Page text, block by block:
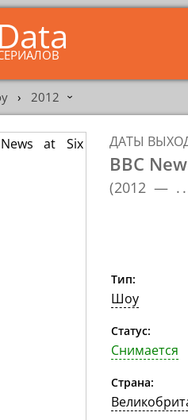
› 2012 ›
ДАТЫ
BBC
(2012 —
Тип:
Шоу
Статус:
Снимается
Страна: